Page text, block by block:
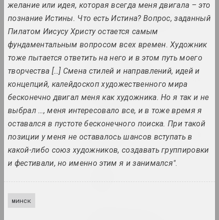
VEHA, Леся Пчёлка
Книги VEHA "Дзявочы вечар"
и "Апошні фотаздымак"
альбом, книга
Статус, Ольга Бубич
ЛГБТК в Беларуси –
и фотографиях
публикация
Статус, Алина Деревянко
Невидимое наследие Бреста
желание или идея, которая всегда меня двигала – это
познание Истины. Что есть Истина? Вопрос, заданный
Пилатом Иисусу Христу остается самым
фундаментальным вопросом всех времен. Художник
тоже пытается ответить на него и в этом путь моего
творчества […] Смена стилей и направлений, идей и
концепций, калейдоскоп художественного мира
бесконечно двигал меня как художника. Но я так и не
выбрал …, меня интересовало все, и в тоже время я
оставался в пустоте бесконечного поиска. При такой
позиции у меня не оставалось шансов вступать в
какой-либо союз художников, создавать группировки
и фестивали, но именно этим я и занимался".
минск